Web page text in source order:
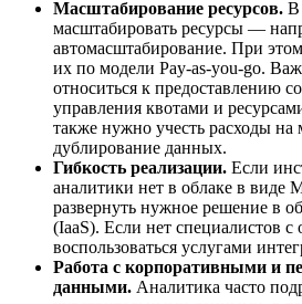
Масштабирование ресурсов. В
масштабировать ресурсы —
автомасштабирование. При
их по модели Pay-as-you-go.
относиться к предоставлению
управления квотами и
также нужно учесть расходы
дублирование данных.
Гибкость реализации. Если
аналитики нет в облаке в виде
развернуть нужное решение в
(IaaS). Если нет специалистов
воспользоваться услугами
Работа с корпоративными и
данными. Аналитика часто